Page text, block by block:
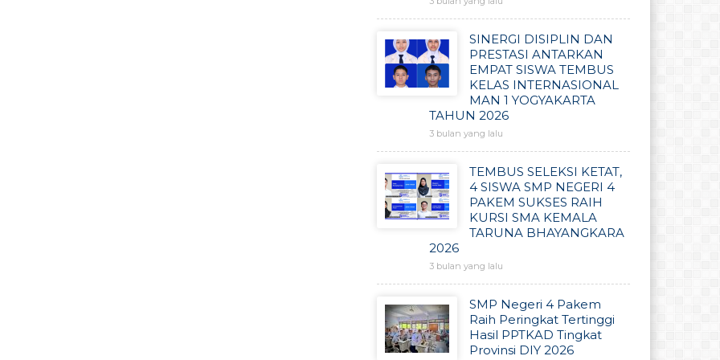
SINERGI DISIPLIN DAN
PRESTASI ANTARKAN
EMPAT SISWA TEMBUS
KELAS INTERNASIONAL
MAN 1 YOGYAKARTA
TAHUN 2026
3 bulan yang lalu
TEMBUS SELEKSI KETAT,
4 SISWA SMP NEGERI 4
PAKEM SUKSES RAIH
KURSI SMA KEMALA
TARUNA BHAYANGKARA
2026
3 bulan yang lalu
SMP Negeri 4 Pakem
Raih Peringkat Tertinggi
Hasil PPTKAD Tingkat
Provinsi DIY 2026